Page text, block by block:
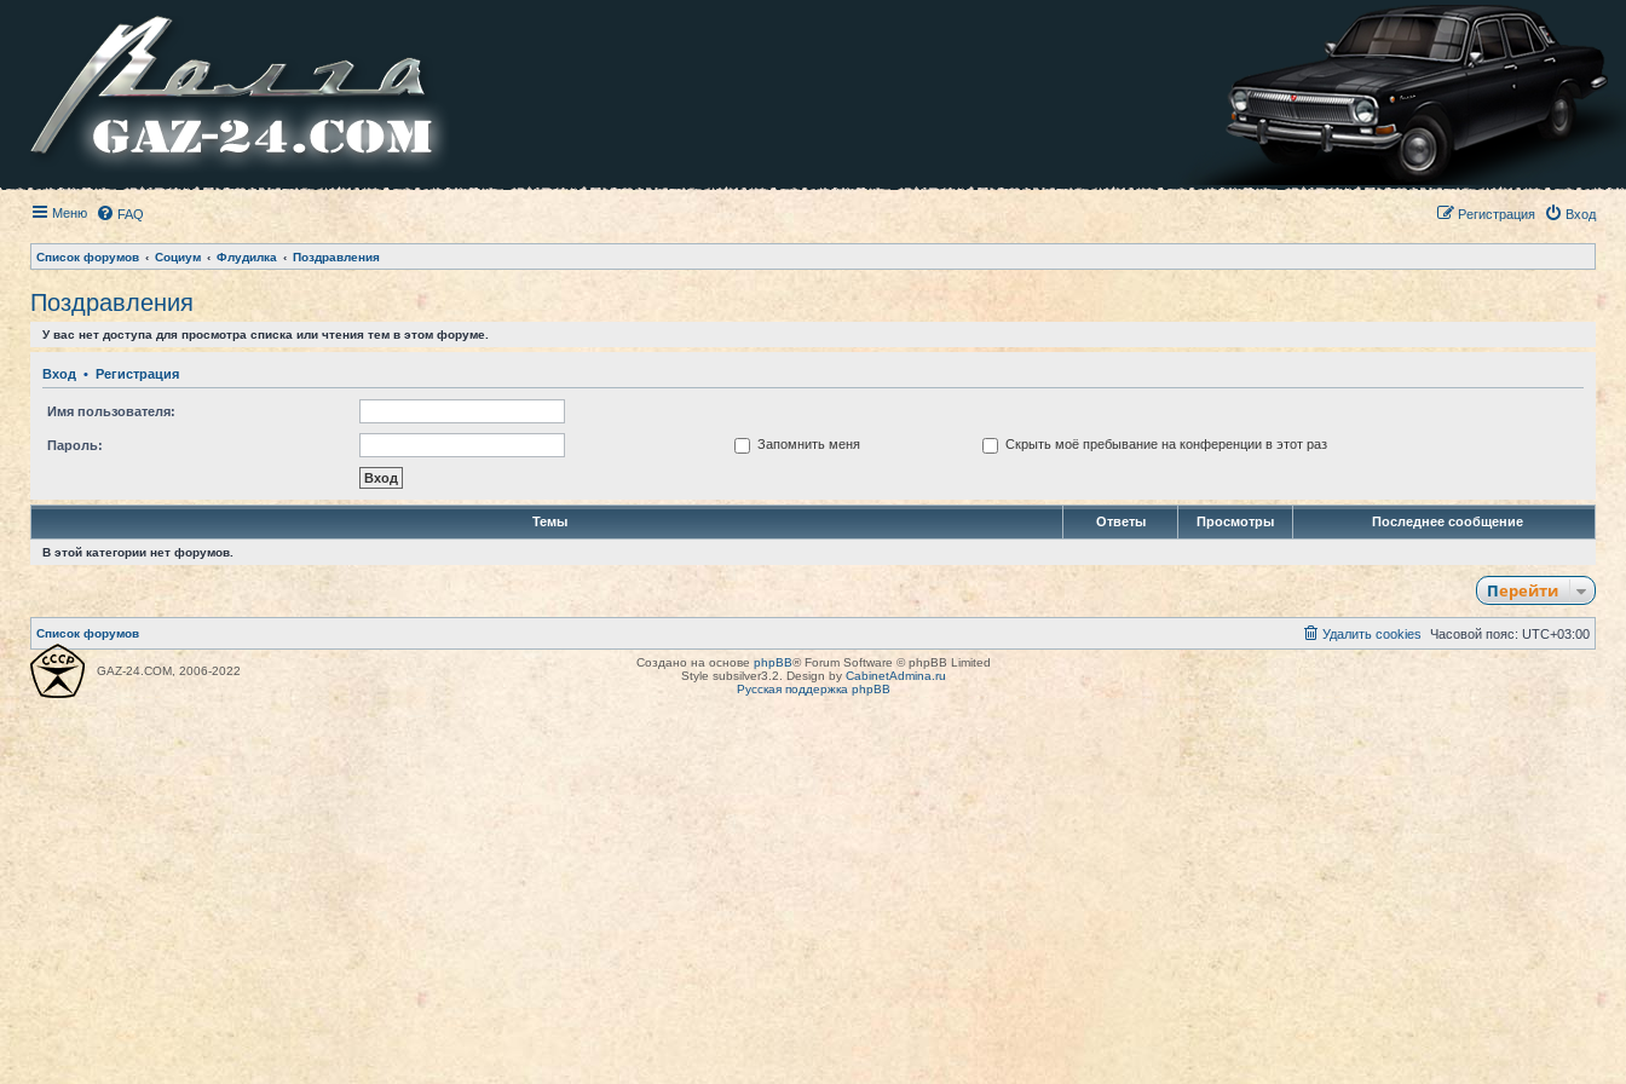
Меню FAQ Вход
Регистрация
Список форумов Социум Флудилка Поздравления
Поздравления
У вас нет доступа для просмотра списка или чтения тем в этом форуме.
Вход • Регистрация
Имя пользователя:
Пароль: Запомнить меня Скрыть моё пребывание на конференции в этот раз
Темы Ответы Просмотры Последнее сообщение
В этой категории нет форумов.
Перейти
Список форумов Часовой пояс: UTC+03:00
Удалить cookies
GAZ-24.COM, 2006-2022
Создано на основе phpBB® Forum Software © phpBB Limited
Style subsilver3.2. Design by CabinetAdmina.ru
Русская поддержка phpBB